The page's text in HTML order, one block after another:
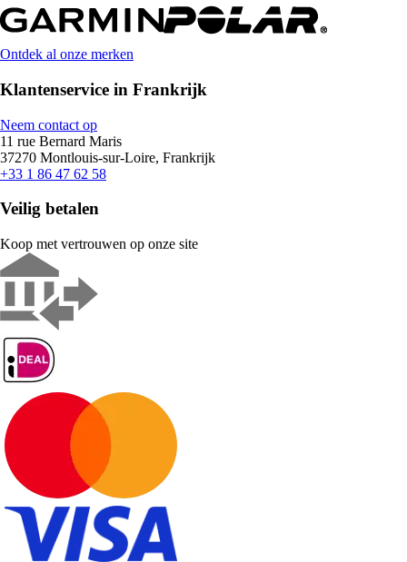
Ontdek al onze merken
Klantenservice in Frankrijk
Neem contact op
11 rue Bernard Maris
37270 Montlouis-sur-Loire, Frankrijk
+33 1 86 47 62 58
Veilig betalen
Koop met vertrouwen op onze site